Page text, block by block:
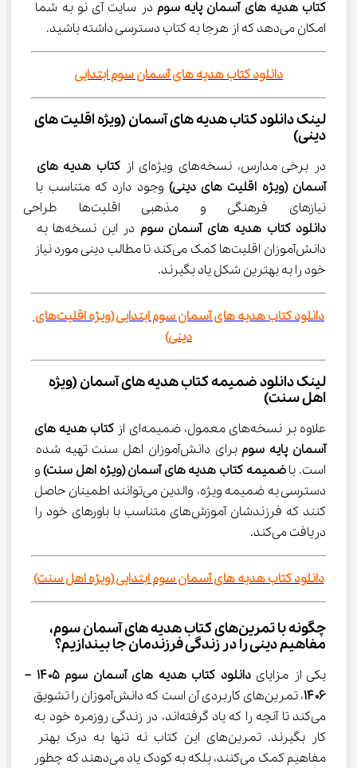
کتاب هدیه های آسمان پایه سوم در سایت آی نو به شما
امکان می‌دهد که از هرجا به کتاب دسترسی داشته باشید.
دانلود کتاب هدیه های آسمان سوم ابتدایی
لینک دانلود کتاب هدیه های آسمان (ویژه اقلیت های
دینی)
در برخی مدارس، نسخه‌های ویژه‌ای از
کتاب هدیه های
آسمان (ویژه اقلیت های دینی) وجود دارد که متناسب با
نیازهای فرهنگی و مذهبی اقلیت‌ها طراحی شده است.
دانلود کتاب هدیه های آسمان سوم
در این نسخه‌ها به
دانش‌آموزان اقلیت‌ها کمک می‌کند تا مطالب دینی مورد نیاز
خود را به بهترین شکل یاد بگیرند.
دانلود کتاب هدیه های آسمان سوم ابتدایی (ویژه اقلیت‌های
دینی)
لینک دانلود ضمیمه کتاب هدیه های آسمان (ویژه
اهل سنت)
علاوه بر نسخه‌های معمول، ضمیمه‌ای از
کتاب هدیه های
آسمان پایه سوم
برای دانش‌آموزان اهل سنت تهیه شده
است. با ضمیمه کتاب هدیه های آسمان (ویژه اهل سنت) و
دسترسی به ضمیمه ویژه، والدین می‌توانند اطمینان حاصل
کنند که فرزندشان آموزش‌های متناسب با باورهای خود را
دریافت می‌کند.
دانلود کتاب هدیه های آسمان سوم ابتدایی (ویژه اهل سنت)
چگونه با تمرین‌های کتاب هدیه های آسمان سوم،
مفاهیم دینی را در زندگی فرزندمان جا بیندازیم؟
یکی از مزایای
دانلود کتاب هدیه های آسمان سوم ۱۴۰۵ –
۱۴۰۶
، تمرین‌های کاربردی آن است که دانش‌آموزان را تشویق
می‌کند تا آنچه را که یاد گرفته‌اند، در زندگی روزمره خود به
کار بگیرند. تمرین‌های این کتاب نه تنها به درک بهتر
مفاهیم کمک می‌کنند، بلکه به کودک یاد می‌دهند که چطور